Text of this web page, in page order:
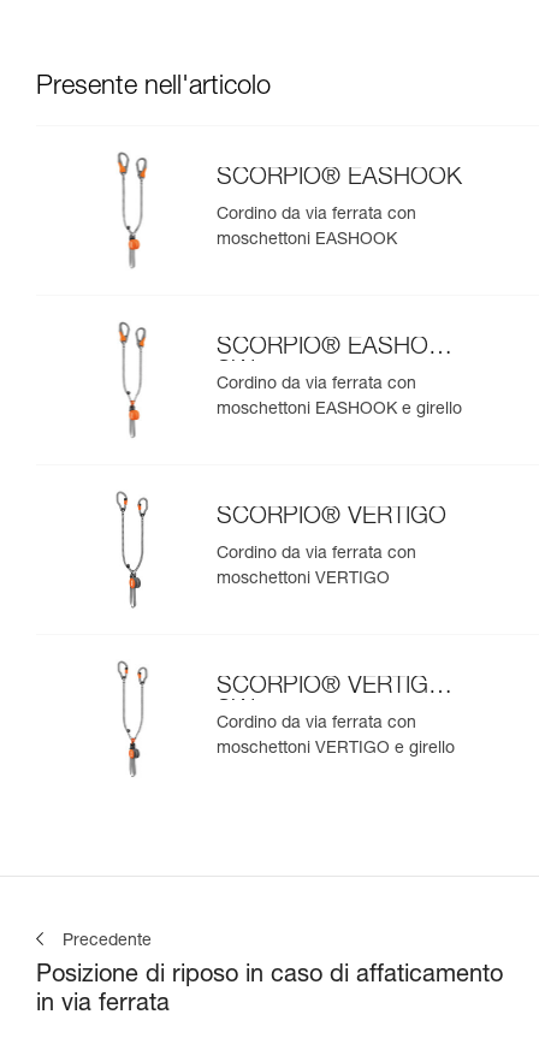
Presente nell'articolo
SCORPIO® EASHOOK
Cordino da via ferrata con
moschettoni EASHOOK
SCORPIO® EASHOOK
SW
Cordino da via ferrata con
moschettoni EASHOOK e girello
SCORPIO® VERTIGO
Cordino da via ferrata con
moschettoni VERTIGO
SCORPIO® VERTIGO
SW
Cordino da via ferrata con
moschettoni VERTIGO e girello
Precedente
Posizione di riposo in caso di affaticamento
in via ferrata